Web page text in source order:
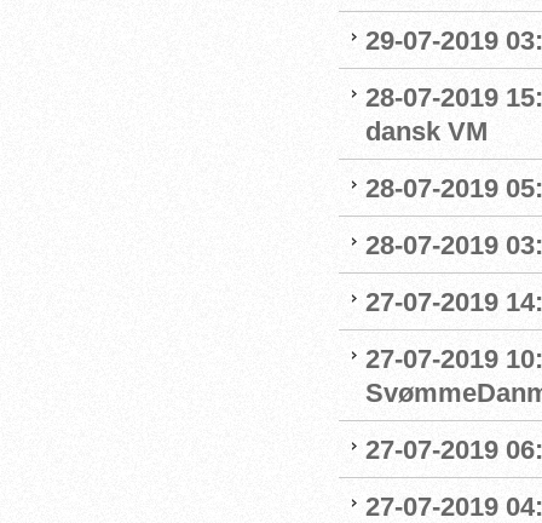
29-07-2019
28-07-2019
dansk VM
28-07-2019
28-07-2019
27-07-2019
27-07-2019
27-07-2019
27-07-2019